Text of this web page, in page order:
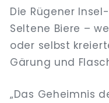
Die Rügener
Seltene Biere –
oder selbst
Gärung und
„Das Geheimnis